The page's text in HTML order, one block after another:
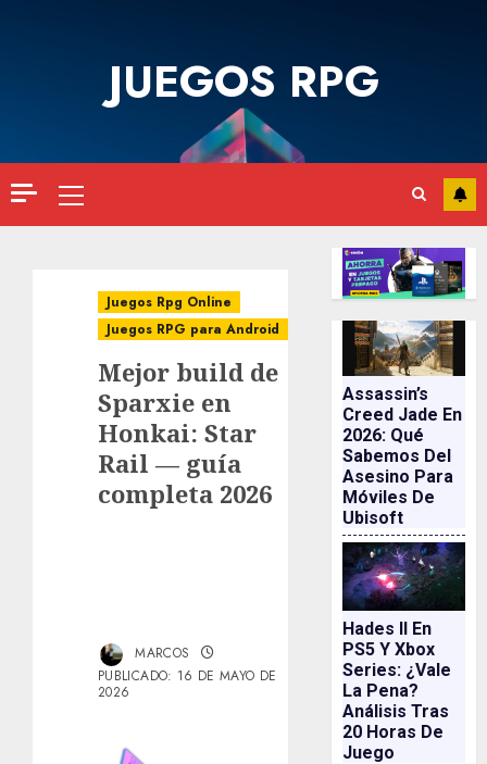
JUEGOS RPG
Menú
principal
Juegos Rpg Online
Juegos RPG para Android
Mejor build de
Sparxie en
Honkai: Star
Rail — guía
completa 2026
MARCOS
PUBLICADO: 16 DE MAYO DE
2026
Assassin’s
Creed Jade En
2026: Qué
Sabemos Del
Asesino Para
Móviles De
Ubisoft
Hades II En
PS5 Y Xbox
Series: ¿vale
La Pena?
Análisis Tras
20 Horas De
Juego